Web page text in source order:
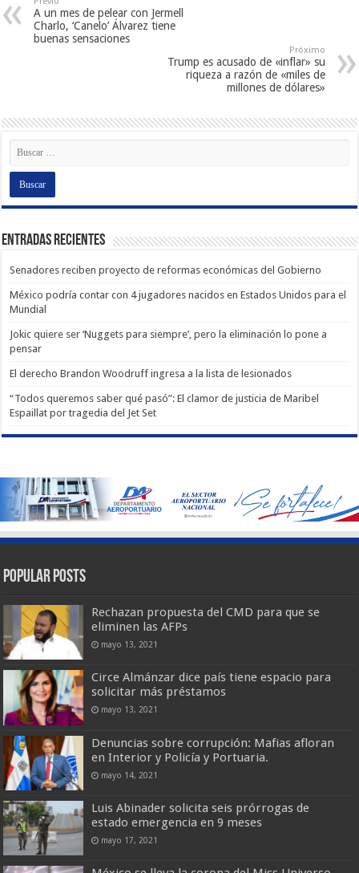
A un mes de pelear con Jermell
Charlo, ‘Canelo’ Álvarez tiene
buenas sensaciones
Próximo
Trump es acusado de «inflar» su
riqueza a razón de «miles de
millones de dólares»
Entradas recientes
Senadores reciben proyecto de reformas económicas del Gobierno
México podría contar con 4 jugadores nacidos en Estados Unidos para el
Mundial
Jokic quiere ser ‘Nuggets para siempre’, pero la eliminación lo pone a
pensar
El derecho Brandon Woodruff ingresa a la lista de lesionados
“Todos queremos saber qué pasó”: El clamor de justicia de Maribel
Espaillat por tragedia del Jet Set
Popular Posts
Rechazan propuesta del CMD para que se
eliminen las AFPs
mayo 13, 2021
Circe Almánzar dice país tiene espacio para
solicitar más préstamos
mayo 13, 2021
Denuncias sobre corrupción: Mafias afloran
en Interior y Policía y Portuaria.
mayo 14, 2021
Luis Abinader solicita seis prórrogas de
estado emergencia en 9 meses
mayo 17, 2021